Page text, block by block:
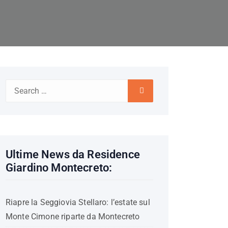
Search
Search
Ultime News da Residence
Giardino Montecreto:
Riapre la Seggiovia Stellaro: l’estate sul
Monte Cimone riparte da Montecreto